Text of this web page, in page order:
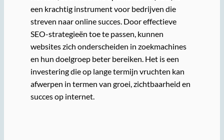
een krachtig instrument voor bedrijven die
streven naar online succes. Door effectieve
SEO-strategieën toe te passen, kunnen
websites zich onderscheiden in zoekmachines
en hun doelgroep beter bereiken. Het is een
investering die op lange termijn vruchten kan
afwerpen in termen van groei, zichtbaarheid en
succes op internet.